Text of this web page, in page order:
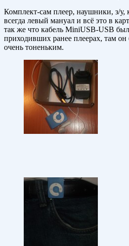
Комплект-сам плеер, наушники, з/
всегда левый мануал и всё это в
так же что кабель MiniUSB-USB
приходивших ранее плеерах, там
очень тоненьким.